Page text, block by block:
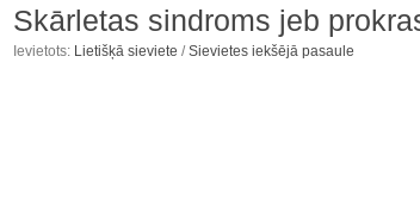
Skārletas sindroms jeb
Ievietots: Lietišķā sieviete /Sievietes iekšējā pasaule